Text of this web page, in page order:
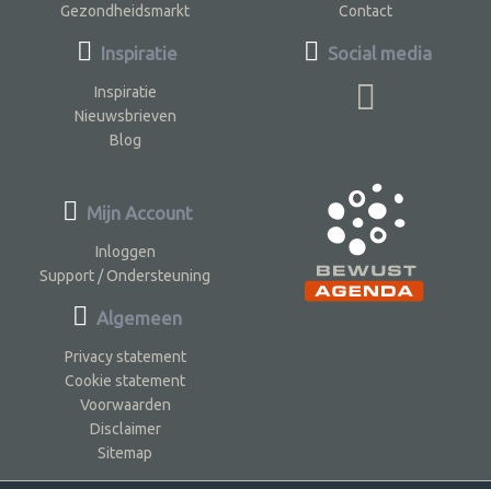
Gezondheidsmarkt
Inspiratie
Inspiratie
Nieuwsbrieven
Blog
Contact
Social media
Mijn Account
Inloggen
Support / Ondersteuning
Algemeen
Privacy statement
Cookie statement
Voorwaarden
Disclaimer
Sitemap